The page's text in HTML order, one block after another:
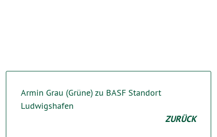
Armin Grau (Grüne) zu BASF Standort
Ludwigshafen
ZURÜCK